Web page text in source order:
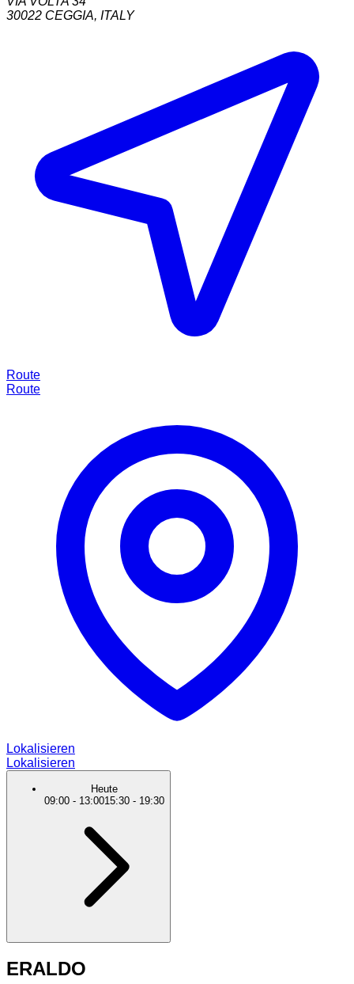
30022 CEGGIA, ITALY
Route
Route
Lokalisieren
Lokalisieren
Heute
09:00 - 13:0015:30 - 19:30
ERALDO